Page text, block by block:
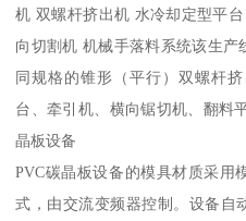
机 双螺杆挤出机 水冷却定型平
向切割机 机械手落料系统该生
同规格的锥形（平行）双螺杆
台、牵引机、横向锯切机、翻料
晶板设备
PVC碳晶板设备的模具材质采用
式，由交流变频器控制。设备自